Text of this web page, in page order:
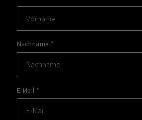
Nachname *
E-Mail *